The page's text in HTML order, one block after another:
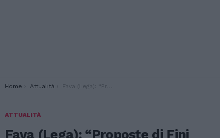
You are here:
Home Attualità Fava (Lega): “Proposte di Fini sull’immigrazione sono solo dei volantini”
ATTUALITÀ
Fava (Lega): “Proposte di Fini